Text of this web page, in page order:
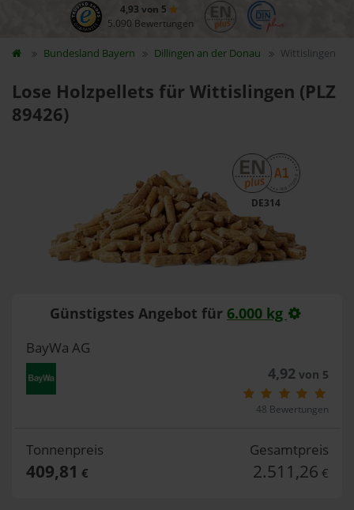
4,93 von 5
5.090 Bewertungen
Bundesland Bayern Dillingen an der Donau Wittislingen
Lose Holzpellets für Wittislingen (PLZ
89426)
DE314
Günstigstes Angebot für 6.000 kg
BayWa AG
4,92von 5
48 Bewertungen
Tonnenpreis
409,81 €
Gesamtpreis
2.511,26 €